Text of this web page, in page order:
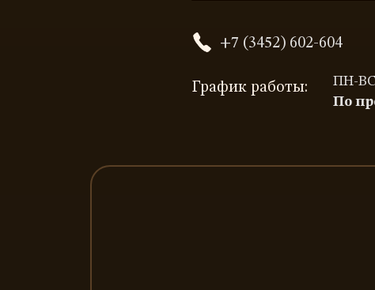
+7 (3452) 602-604
График работы:
ПН-ВС
По